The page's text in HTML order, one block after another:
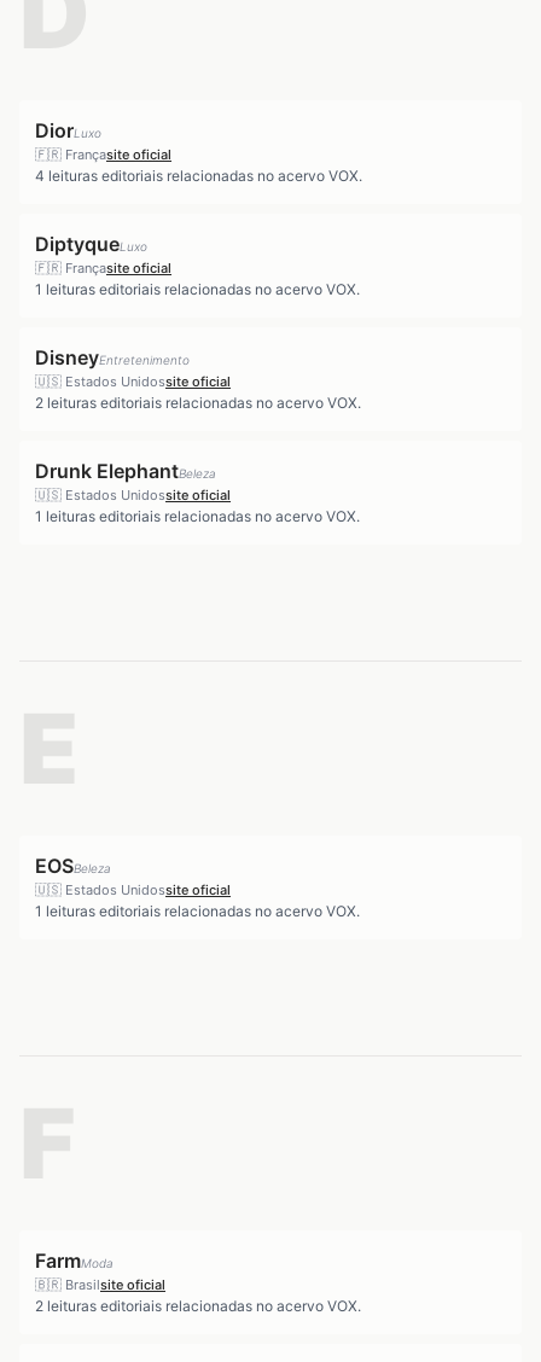
DiorLuxo
🇫🇷 Françasite oficial
4 leituras editoriais relacionadas no acervo VOX.
DiptyqueLuxo
🇫🇷 Françasite oficial
1 leituras editoriais relacionadas no acervo VOX.
DisneyEntretenimento
🇺🇸 Estados Unidossite oficial
2 leituras editoriais relacionadas no acervo VOX.
Drunk ElephantBeleza
🇺🇸 Estados Unidossite oficial
1 leituras editoriais relacionadas no acervo VOX.
EOSBeleza
🇺🇸 Estados Unidossite oficial
1 leituras editoriais relacionadas no acervo VOX.
FarmModa
🇧🇷 Brasilsite oficial
2 leituras editoriais relacionadas no acervo VOX.